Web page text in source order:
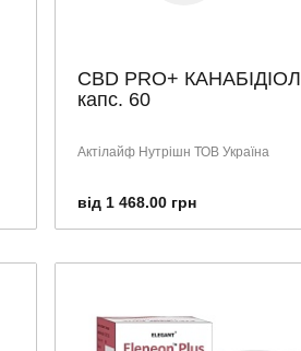
CBD PRO+ КАНАБІДІОЛ
капс. 60
Актілайф Нутрішн ТОВ Україна
від 1 468.00 грн